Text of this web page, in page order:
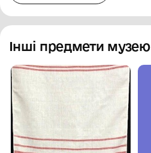
Інші предмети музею